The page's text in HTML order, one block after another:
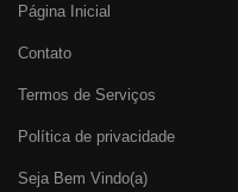
Página Inicial
Contato
Termos de Serviços
Política de privacidade
Seja Bem Vindo(a)